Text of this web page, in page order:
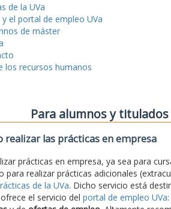
de la UVa
el portal de empleo UVa
de máster
los recursos humanos
Para alumnos y titulados
realizar las prácticas en empresa
prácticas en empresa, ya sea para
para realizar prácticas adicionales
de la UVa. Dicho servicio está
el servicio del portal de empleo UVa